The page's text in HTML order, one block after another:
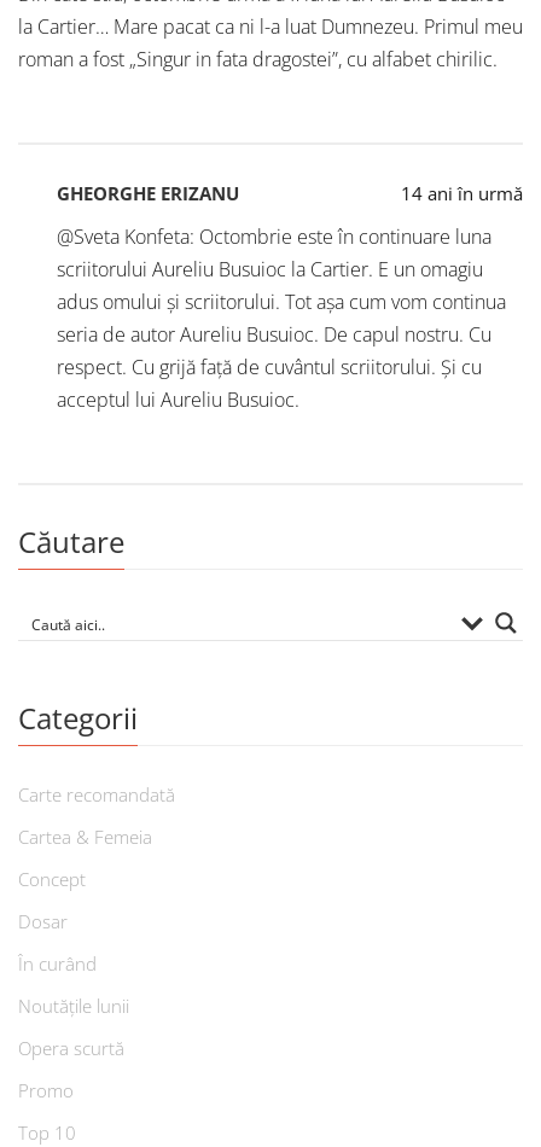
la Cartier… Mare pacat ca ni l-a luat Dumnezeu. Primul meu
roman a fost „Singur in fata dragostei”, cu alfabet chirilic.
GHEORGHE ERIZANU 14 ani în urmă
@Sveta Konfeta: Octombrie este în continuare luna
scriitorului Aureliu Busuioc la Cartier. E un omagiu
adus omului și scriitorului. Tot așa cum vom continua
seria de autor Aureliu Busuioc. De capul nostru. Cu
respect. Cu grijă față de cuvântul scriitorului. Și cu
acceptul lui Aureliu Busuioc.
Căutare
Categorii
Carte recomandată
Cartea & Femeia
Concept
Dosar
În curând
Noutățile lunii
Opera scurtă
Promo
Top 10